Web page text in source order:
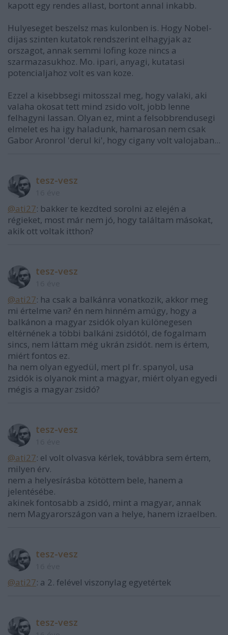
kapott egy rendes allast, bortont annal inkabb.
Hulyeseget beszelsz mas kulonben is. Hogy Nobel-
dijas szinten kutatok rendszerint elhagyjak az
orszagot, annak semmi lofing koze nincs a
szarmazasukhoz. Mo. ipari, anyagi, kutatasi
potencialjahoz volt es van koze.
Ezzel a kisebbsegi mitosszal meg, hogy valaki, aki
valaha okosat tett mind zsido volt, jobb lenne
felhagyni lassan. Olyan ez, mint a felsobbrendusegi
elmelet es ha igy haladunk, hamarosan nem csak
Gabor Aronrol 'derul ki', hogy cigany volt valojaban...
tesz-vesz
@ati27: bakker te kezdted sorolni az elején a
régieket, most már nem jó, hogy találtam másokat,
akik ott voltak itthon?
tesz-vesz
@ati27: ha csak a balkánra vonatkozik, akkor meg
mi értelme van? én nem hinném amúgy, hogy a
balkánon a magyar zsidók olyan különegesen
eltérnének a többi balkáni zsidótól, de fogalmam
sincs, nem láttam még ukrán zsidót. nem is értem,
miért fontos ez.
ha nem olyan egyedül, mert pl fr. spanyol, usa
zsidók is olyanok mint a magyar, miért olyan egyedi
mégis a magyar zsidó?
tesz-vesz
@ati27: el volt olvasva kérlek, továbbra sem értem,
milyen érv.
nem a helyesírásba kötöttem bele, hanem a
jelentésébe.
akinek fontosabb a zsidó, mint a magyar, annak
nem Magyarországon van a helye, hanem izraelben.
tesz-vesz
@ati27: a 2. felével viszonylag egyetértek
tesz-vesz